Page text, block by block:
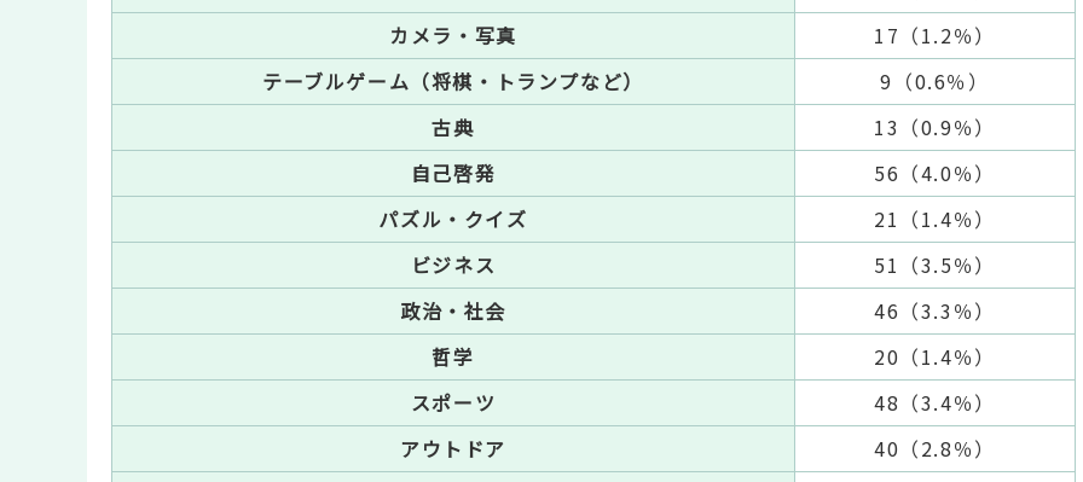
カメラ・写真
17（1.2％）
テーブルゲーム（将棋・トランプなど）
9（0.6％）
古典
13（0.9％）
自己啓発
56（4.0％）
パズル・クイズ
21（1.4％）
ビジネス
51（3.5％）
政治・社会
46（3.3％）
哲学
20（1.4％）
スポーツ
48（3.4％）
アウトドア
40（2.8％）